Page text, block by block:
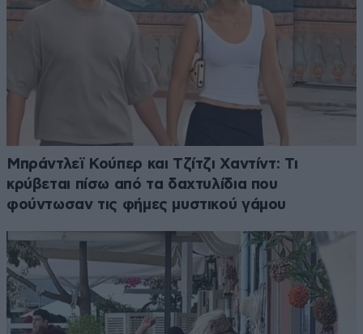
Μπράντλεϊ Κούπερ και Τζίτζι Χαντίντ: Τι
κρύβεται πίσω από τα δαχτυλίδια που
φούντωσαν τις φήμες μυστικού γάμου